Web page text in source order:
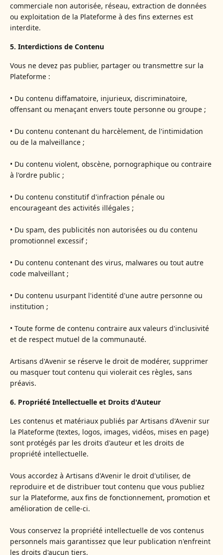
commerciale non autorisée, réseau, extraction de données
ou exploitation de la Plateforme à des fins externes est
interdite.
5. Interdictions de Contenu
Vous ne devez pas publier, partager ou transmettre sur la
Plateforme :
• Du contenu diffamatoire, injurieux, discriminatoire,
offensant ou menaçant envers toute personne ou groupe ;
• Du contenu contenant du harcèlement, de l'intimidation
ou de la malveillance ;
• Du contenu violent, obscène, pornographique ou contraire
à l'ordre public ;
• Du contenu constitutif d'infraction pénale ou
encourageant des activités illégales ;
• Du spam, des publicités non autorisées ou du contenu
promotionnel excessif ;
• Du contenu contenant des virus, malwares ou tout autre
code malveillant ;
• Du contenu usurpant l'identité d'une autre personne ou
institution ;
• Toute forme de contenu contraire aux valeurs d'inclusivité
et de respect mutuel de la communauté.
Artisans d'Avenir se réserve le droit de modérer, supprimer
ou masquer tout contenu qui violerait ces règles, sans
préavis.
6. Propriété Intellectuelle et Droits d'Auteur
Les contenus et matériaux publiés par Artisans d'Avenir sur
la Plateforme (textes, logos, images, vidéos, mises en page)
sont protégés par les droits d'auteur et les droits de
propriété intellectuelle.
Vous accordez à Artisans d'Avenir le droit d'utiliser, de
reproduire et de distribuer tout contenu que vous publiez
sur la Plateforme, aux fins de fonctionnement, promotion et
amélioration de celle-ci.
Vous conservez la propriété intellectuelle de vos contenus
personnels mais garantissez que leur publication n'enfreint
les droits d'aucun tiers.